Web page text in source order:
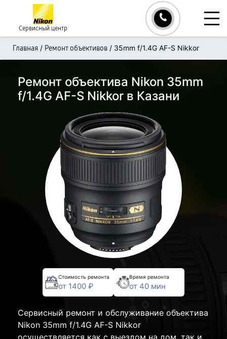
Сервисный центр
Главная / Ремонт объективов / 35mm f/1.4G AF-S Nikkor
Ремонт объектива Nikon 35mm
f/1.4G AF-S Nikkor в Казани
Стоимость ремонта
от 1400 ₽
Время ремонта
от 40 мин
Сервисный ремонт и обслуживание объектива
Nikon 35mm f/1.4G AF-S Nikkor
осуществляется как с выездом на дом, так и